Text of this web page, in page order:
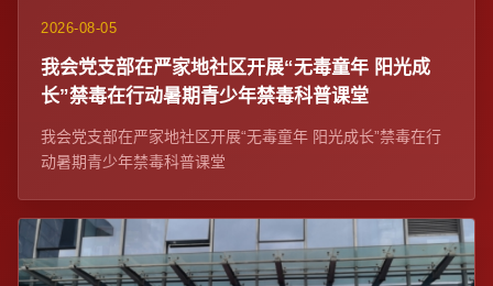
2026-08-05
我会党支部在严家地社区开展“无毒童年 阳光成
长”禁毒在行动暑期青少年禁毒科普课堂
我会党支部在严家地社区开展“无毒童年 阳光成长”禁毒在行
动暑期青少年禁毒科普课堂